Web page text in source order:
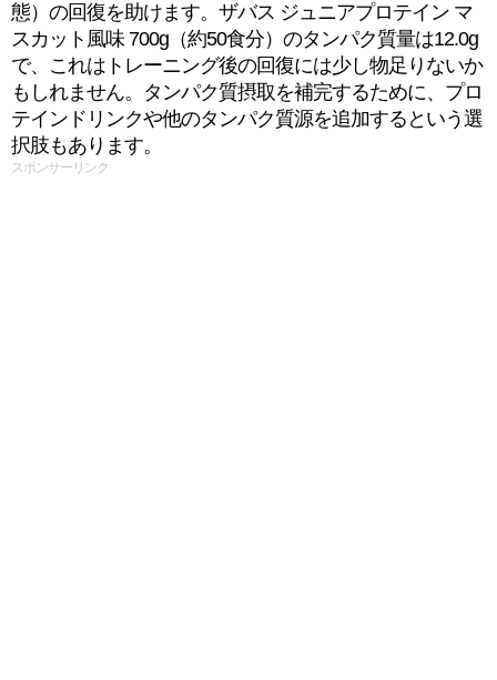
態）の回復を助けます。ザバス ジュニアプロテイン マ
スカット風味 700g（約50食分）のタンパク質量は12.0g
で、これはトレーニング後の回復には少し物足りないか
もしれません。タンパク質摂取を補完するために、プロ
テインドリンクや他のタンパク質源を追加するという選
択肢もあります。
スポンサーリンク